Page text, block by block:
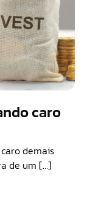
caro
demais
de um […]